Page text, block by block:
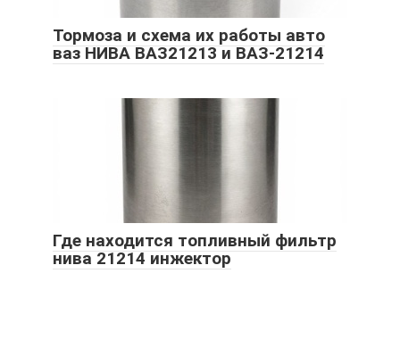
Тормоза и схема их работы авто
ваз НИВА ВАЗ21213 и ВАЗ-21214
Где находится топливный фильтр
нива 21214 инжектор